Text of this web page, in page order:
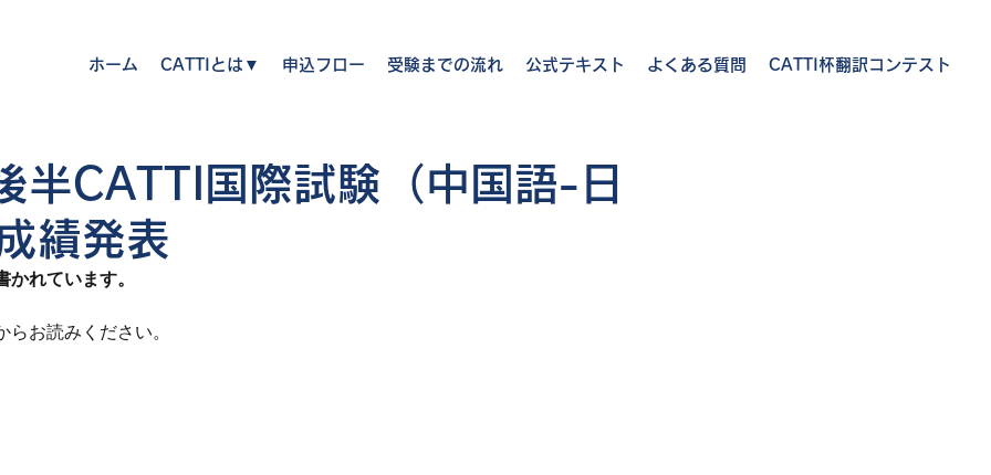
ホーム CATTIとは▼ 申込フロー 受験までの流れ 公式テキスト よくある質問 CATTI杯翻訳コンテスト
CATTI国際試験（中国語-日
績発表
れています。
らお読みください。